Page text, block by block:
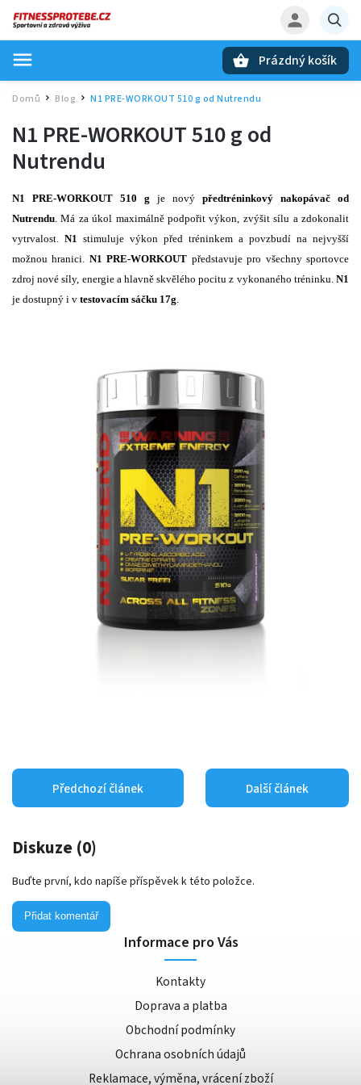
Prázdný košík
Domů / Blog / N1 PRE-WORKOUT 510 g od Nutrendu
N1 PRE-WORKOUT 510 g od
Nutrendu
N1 PRE-WORKOUT 510 g je nový předtréninkový nakopávač od
Nutrendu. Má za úkol maximálně podpořit výkon, zvýšit sílu a zdokonalit
vytrvalost. N1 stimuluje výkon před tréninkem a povzbudí na nejvyšší
možnou hranici. N1 PRE-WORKOUT představuje pro všechny sportovce
zdroj nové síly, energie a hlavně skvělého pocitu z vykonaného tréninku. N1
je dostupný i v testovacím sáčku 17g.
Předchozí článek Další článek
Diskuze (0)
Buďte první, kdo napíše příspěvek k této položce.
Přidat komentář
Informace pro Vás
Kontakty
Doprava a platba
Obchodní podmínky
Ochrana osobních údajů
Reklamace, výměna, vrácení zboží